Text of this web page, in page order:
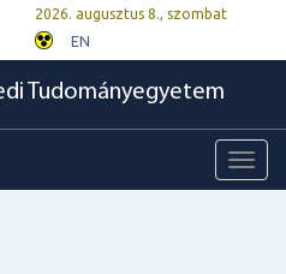
2026. augusztus 8., szombat
EN
Tudományegyetem